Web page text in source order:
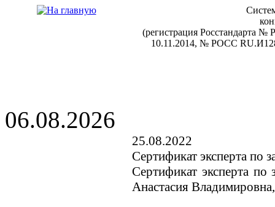
(регистрация
10.11.2014, № РОСС
06.08.2026
25.08.2022
Сертификат эксперта
Сертификат эксперта по
Анастасия